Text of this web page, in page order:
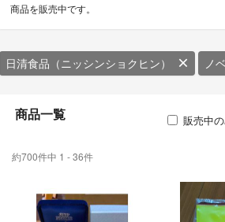
商品を販売中です。
日清食品（ニッシンショクヒン） ノ
商品一覧 販売中
約700件中 1 - 36件